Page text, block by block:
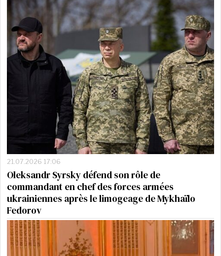
21.07.2026 17:06
Oleksandr Syrsky défend son rôle de
commandant en chef des forces armées
ukrainiennes après le limogeage de Mykhaïlo
Fedorov